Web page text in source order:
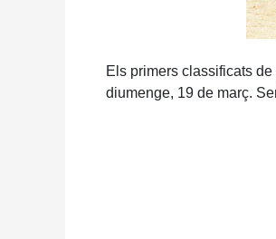
Els primers classificats
diumenge, 19 de març.